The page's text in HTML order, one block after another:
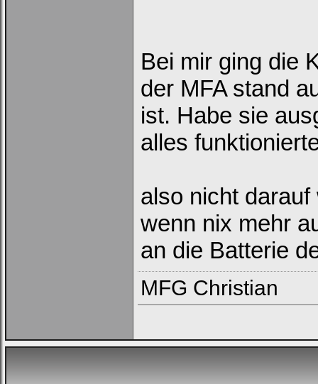
Loginbox
Trage
bitte
in
die
nachfolgenden
Felder
ein,
um
einzuloggen.
Username:
Passwort:
automatisch einloggen.
Bei mir ging die
der MFA stand
ist. Habe sie
alles
also nicht
wenn nix mehr
an die Batterie
MFG Christian